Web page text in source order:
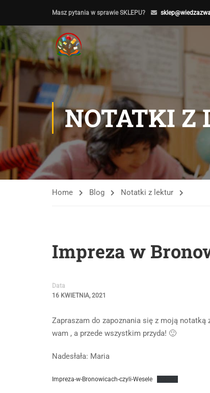
Masz pytania w sprawie SKLEPU?
NOTATKI Z
Home Blog Notatki z lektur
Impreza w
Data
16 KWIETNIA, 2021
Zapraszam do zapoznania się z moją notatką
wam , a przede wszystkim przyda! 🙂
Nadesłała: Maria
Impreza-w-Bronowicach-czyli-Wesele